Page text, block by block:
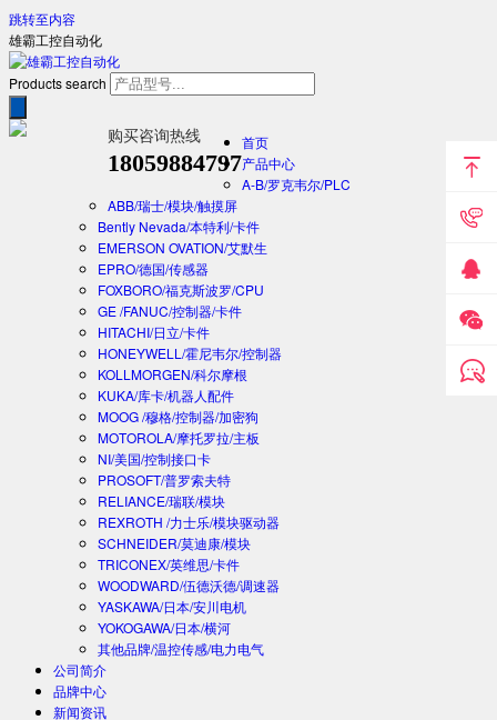
跳转至内容
雄霸工控自动化
Products search
购买咨询热线
18059884797
首页
产品中心
A-B/罗克韦尔/PLC
ABB/瑞士/模块/触摸屏
Bently Nevada/本特利/卡件
EMERSON OVATION/艾默生
EPRO/德国/传感器
FOXBORO/福克斯波罗/CPU
GE /FANUC/控制器/卡件
HITACHI/日立/卡件
HONEYWELL/霍尼韦尔/控制器
KOLLMORGEN/科尔摩根
KUKA/库卡/机器人配件
MOOG /穆格/控制器/加密狗
MOTOROLA/摩托罗拉/主板
NI/美国/控制接口卡
PROSOFT/普罗索夫特
RELIANCE/瑞联/模块
REXROTH /力士乐/模块驱动器
SCHNEIDER/莫迪康/模块
TRICONEX/英维思/卡件
WOODWARD/伍德沃德/调速器
YASKAWA/日本/安川电机
YOKOGAWA/日本/横河
其他品牌/温控传感/电力电气
公司简介
品牌中心
新闻资讯